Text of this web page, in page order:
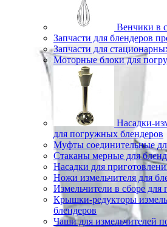
Венчики в
Запчасти для блендеров
Запчасти для
Моторные блоки для
Насадки-
для погружных блендеров
Муфты соединительные
Стаканы мерные для
Насадки для
Ножи измельчителя для
Измельчители в сборе
Крышки-редукторы
блендеров
Чаши для измельчителей